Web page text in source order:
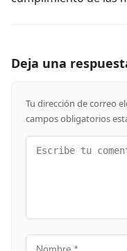
Deja una
Tu dirección de correo
campos obligatorios